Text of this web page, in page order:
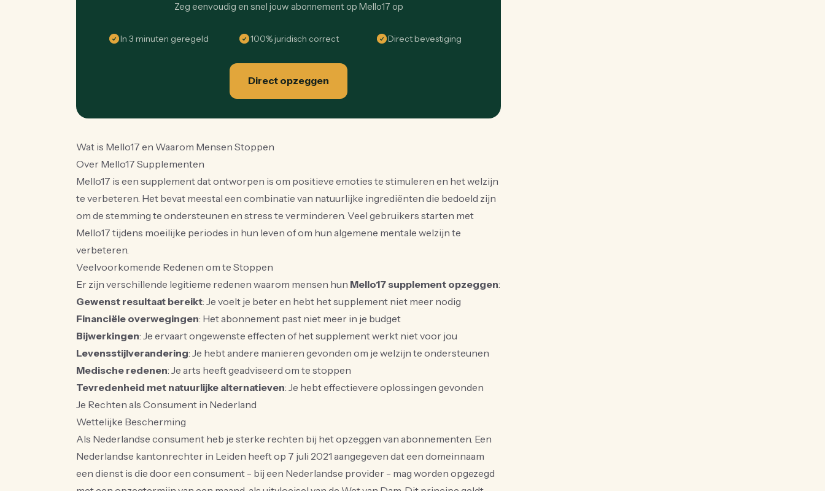
Zeg eenvoudig en snel jouw abonnement op Mello17 op
In 3 minuten geregeld 100% juridisch correct Direct bevestiging
Direct opzeggen
Wat is Mello17 en Waarom Mensen Stoppen
Over Mello17 Supplementen
Mello17 is een supplement dat ontworpen is om positieve emoties te stimuleren en het welzijn
te verbeteren. Het bevat meestal een combinatie van natuurlijke ingrediënten die bedoeld zijn
om de stemming te ondersteunen en stress te verminderen. Veel gebruikers starten met
Mello17 tijdens moeilijke periodes in hun leven of om hun algemene mentale welzijn te
verbeteren.
Veelvoorkomende Redenen om te Stoppen
Er zijn verschillende legitieme redenen waarom mensen hun Mello17 supplement opzeggen:
Gewenst resultaat bereikt: Je voelt je beter en hebt het supplement niet meer nodig
Financiële overwegingen: Het abonnement past niet meer in je budget
Bijwerkingen: Je ervaart ongewenste effecten of het supplement werkt niet voor jou
Levensstijlverandering: Je hebt andere manieren gevonden om je welzijn te ondersteunen
Medische redenen: Je arts heeft geadviseerd om te stoppen
Tevredenheid met natuurlijke alternatieven: Je hebt effectievere oplossingen gevonden
Je Rechten als Consument in Nederland
Wettelijke Bescherming
Als Nederlandse consument heb je sterke rechten bij het opzeggen van abonnementen. Een
Nederlandse kantonrechter in Leiden heeft op 7 juli 2021 aangegeven dat een domeinnaam
een dienst is die door een consument - bij een Nederlandse provider - mag worden opgezegd